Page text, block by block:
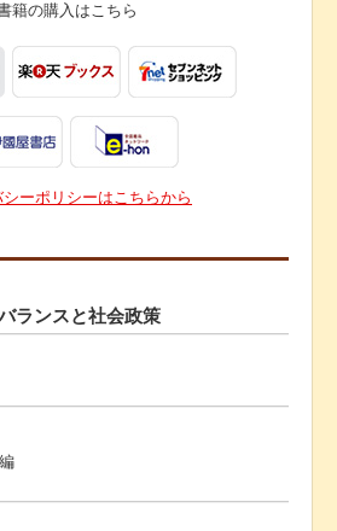
籍の購入はこちら
ーポリシーはこちらから
ランスと社会政策
編